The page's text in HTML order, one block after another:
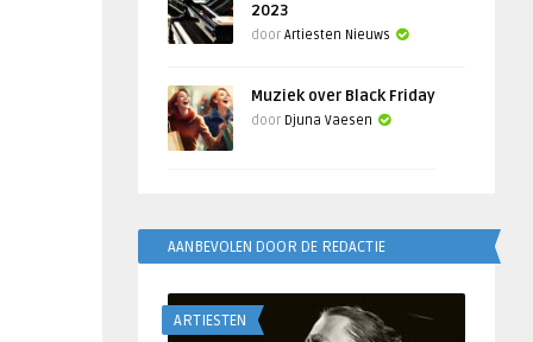
2023
door Artiesten Nieuws
Muziek over Black Friday
door Djuna Vaesen
AANBEVOLEN DOOR DE REDACTIE
ARTIESTEN